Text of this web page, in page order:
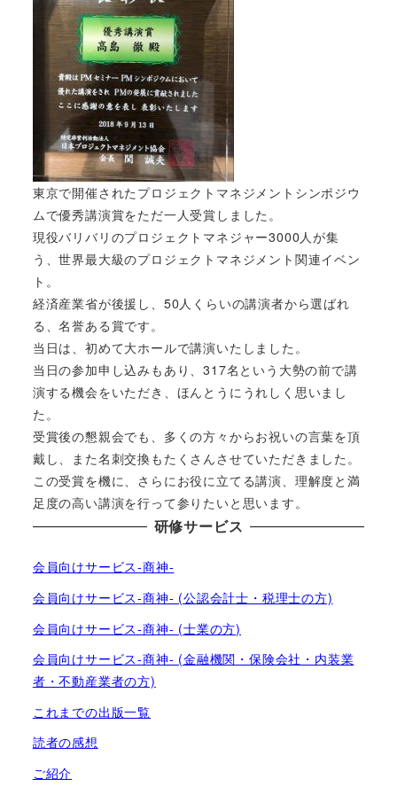
東京で開催されたプロジェクトマネジメントシンポジウ
ムで優秀講演賞をただ一人受賞しました。
現役バリバリのプロジェクトマネジャー3000人が集
う、世界最大級のプロジェクトマネジメント関連イベン
ト。
経済産業省が後援し、50人くらいの講演者から選ばれ
る、名誉ある賞です。
当日は、初めて大ホールで講演いたしました。
当日の参加申し込みもあり、317名という大勢の前で講
演する機会をいただき、ほんとうにうれしく思いまし
た。
受賞後の懇親会でも、多くの方々からお祝いの言葉を頂
戴し、また名刺交換もたくさんさせていただきました。
この受賞を機に、さらにお役に立てる講演、理解度と満
足度の高い講演を行って参りたいと思います。
研修サービス
会員向けサービス-商神-
会員向けサービス-商神- (公認会計士・税理士の方)
会員向けサービス-商神- (士業の方)
会員向けサービス-商神- (金融機関・保険会社・内装業
者・不動産業者の方)
これまでの出版一覧
読者の感想
ご紹介